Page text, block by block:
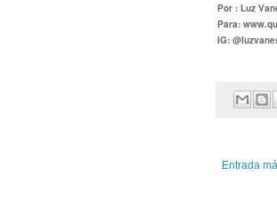
Por : Luz
Para:
IG:
Entrada